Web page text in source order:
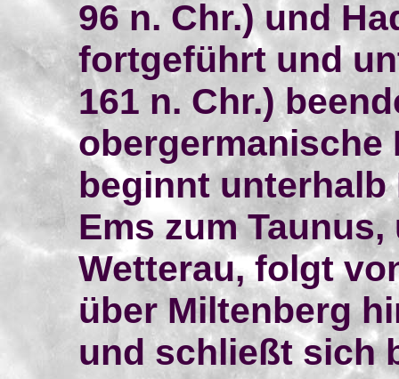
96 n. Chr.) und
fortgeführt und
161 n. Chr.)
obergermanische
beginnt
Ems zum
Wetterau, folgt
über Miltenberg
und schließt sich